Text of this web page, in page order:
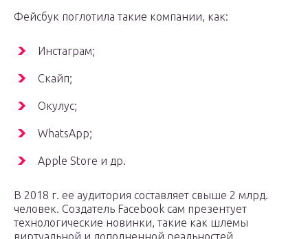
Фейсбук поглотила такие компании, как:
Инстаграм;
Скайп;
Окулус;
WhatsApp;
Apple Store и др.
В 2018 г. ее аудитория составляет свыше 2 млрд.
человек. Создатель Facebook сам презентует
технологические новинки, такие как шлемы
виртуальной и дополненной реальностей,